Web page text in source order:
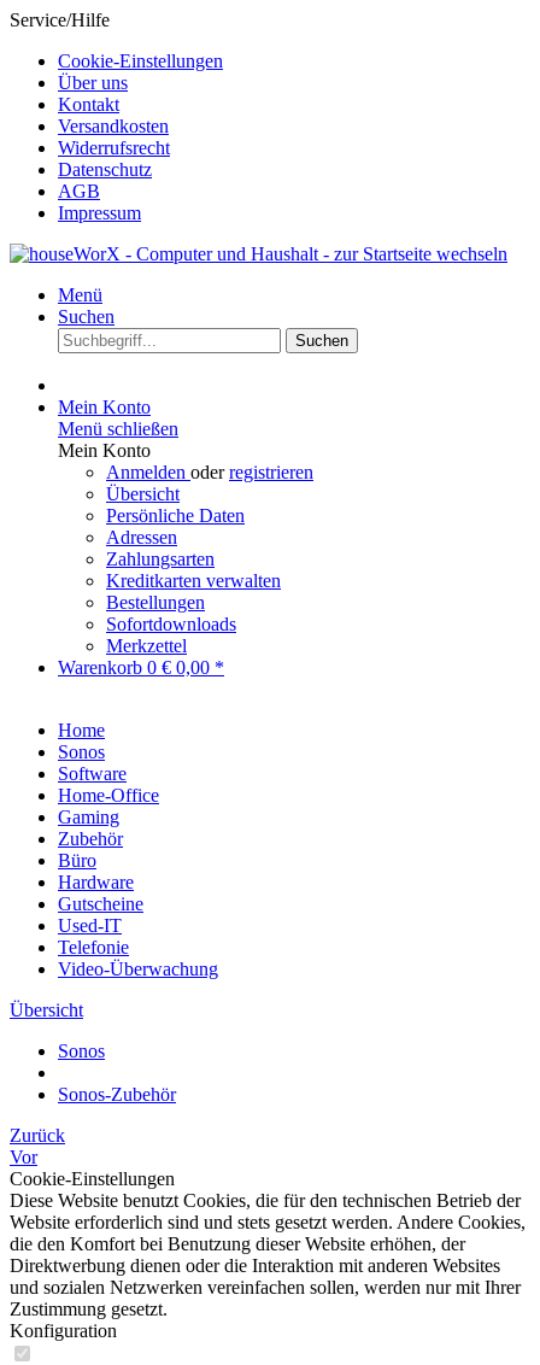
Service/Hilfe
Cookie-Einstellungen
Über uns
Kontakt
Versandkosten
Widerrufsrecht
Datenschutz
AGB
Impressum
Menü
Suchen
Suchen
Mein Konto
Menü schließen
Mein Konto
Anmelden oderregistrieren
Übersicht
Persönliche Daten
Adressen
Zahlungsarten
Kreditkarten verwalten
Bestellungen
Sofortdownloads
Merkzettel
Warenkorb 0 € 0,00 *
Home
Sonos
Software
Home-Office
Gaming
Zubehör
Büro
Hardware
Gutscheine
Used-IT
Telefonie
Video-Überwachung
Übersicht
Sonos
Sonos-Zubehör
Zurück
Vor
Cookie-Einstellungen
Diese Website benutzt Cookies, die für den technischen Betrieb der
Website erforderlich sind und stets gesetzt werden. Andere Cookies,
die den Komfort bei Benutzung dieser Website erhöhen, der
Direktwerbung dienen oder die Interaktion mit anderen Websites
und sozialen Netzwerken vereinfachen sollen, werden nur mit Ihrer
Zustimmung gesetzt.
Konfiguration